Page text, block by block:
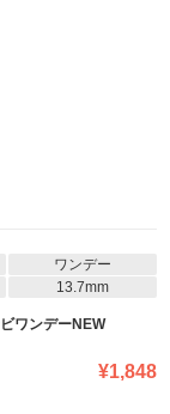
に比べて体感小さ
けど、、個人的
ワンデー
13.7mm
ワンデーNEW
¥1,848